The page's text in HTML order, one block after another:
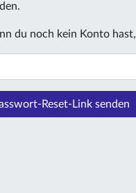
du noch kein Konto hast,